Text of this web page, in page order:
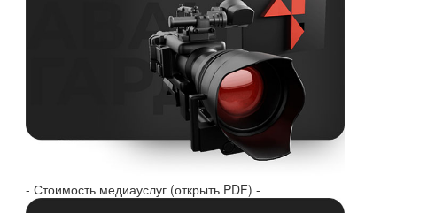
- Стоимость медиауслуг (открыть PDF) -